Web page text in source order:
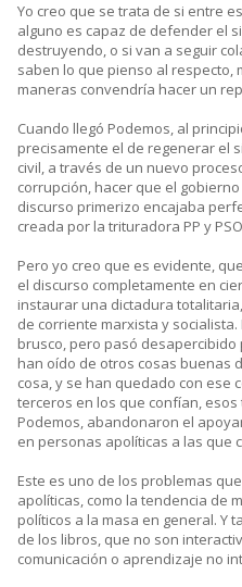
Yo creo que se trata de si entre
alguno es capaz de defender el
destruyendo, o si van a seguir
saben lo que pienso al respecto,
maneras convendría hacer un
Cuando llegó Podemos, al
precisamente el de regenerar el
civil, a través de un nuevo
corrupción, hacer que el
discurso primerizo encajaba
creada por la trituradora PP y
Pero yo creo que es evidente,
el discurso completamente en
instaurar una dictadura
de corriente marxista y
brusco, pero pasó
han oído de otros cosas buenas
cosa, y se han quedado con ese
terceros en los que confían,
Podemos, abandonaron el
en personas apolíticas a las que
Este es uno de los problemas
apolíticas, como la tendencia de
políticos a la masa en general. Y
de los libros, que no son
comunicación o aprendizaje no